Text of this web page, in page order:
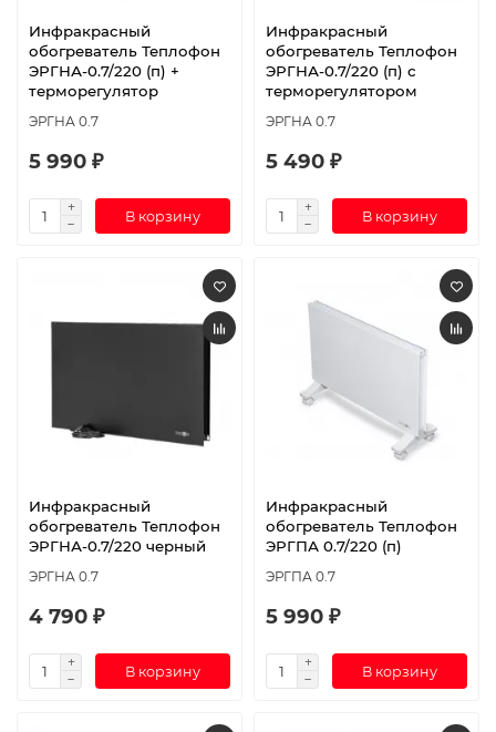
Инфракрасный
обогреватель Теплофон
ЭРГНА-0.7/220 (п) +
терморегулятор
ЭРГНА 0.7
5 990 ₽
В корзину
Инфракрасный
обогреватель Теплофон
ЭРГНА-0.7/220 (п) с
терморегулятором
ЭРГНА 0.7
5 490 ₽
В корзину
Инфракрасный
обогреватель Теплофон
ЭРГНА-0.7/220 черный
ЭРГНА 0.7
4 790 ₽
В корзину
Инфракрасный
обогреватель Теплофон
ЭРГПА 0.7/220 (п)
ЭРГПА 0.7
5 990 ₽
В корзину